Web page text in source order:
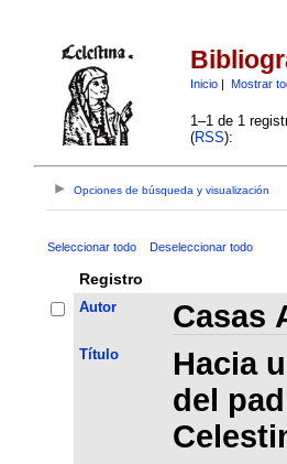
Inicio| Mostrar
1–1 de 1
(RSS):
Opciones de búsqueda y visualización
Seleccionar todo Deseleccionar todo
Registro
Autor Casas
Título
Hacia
del